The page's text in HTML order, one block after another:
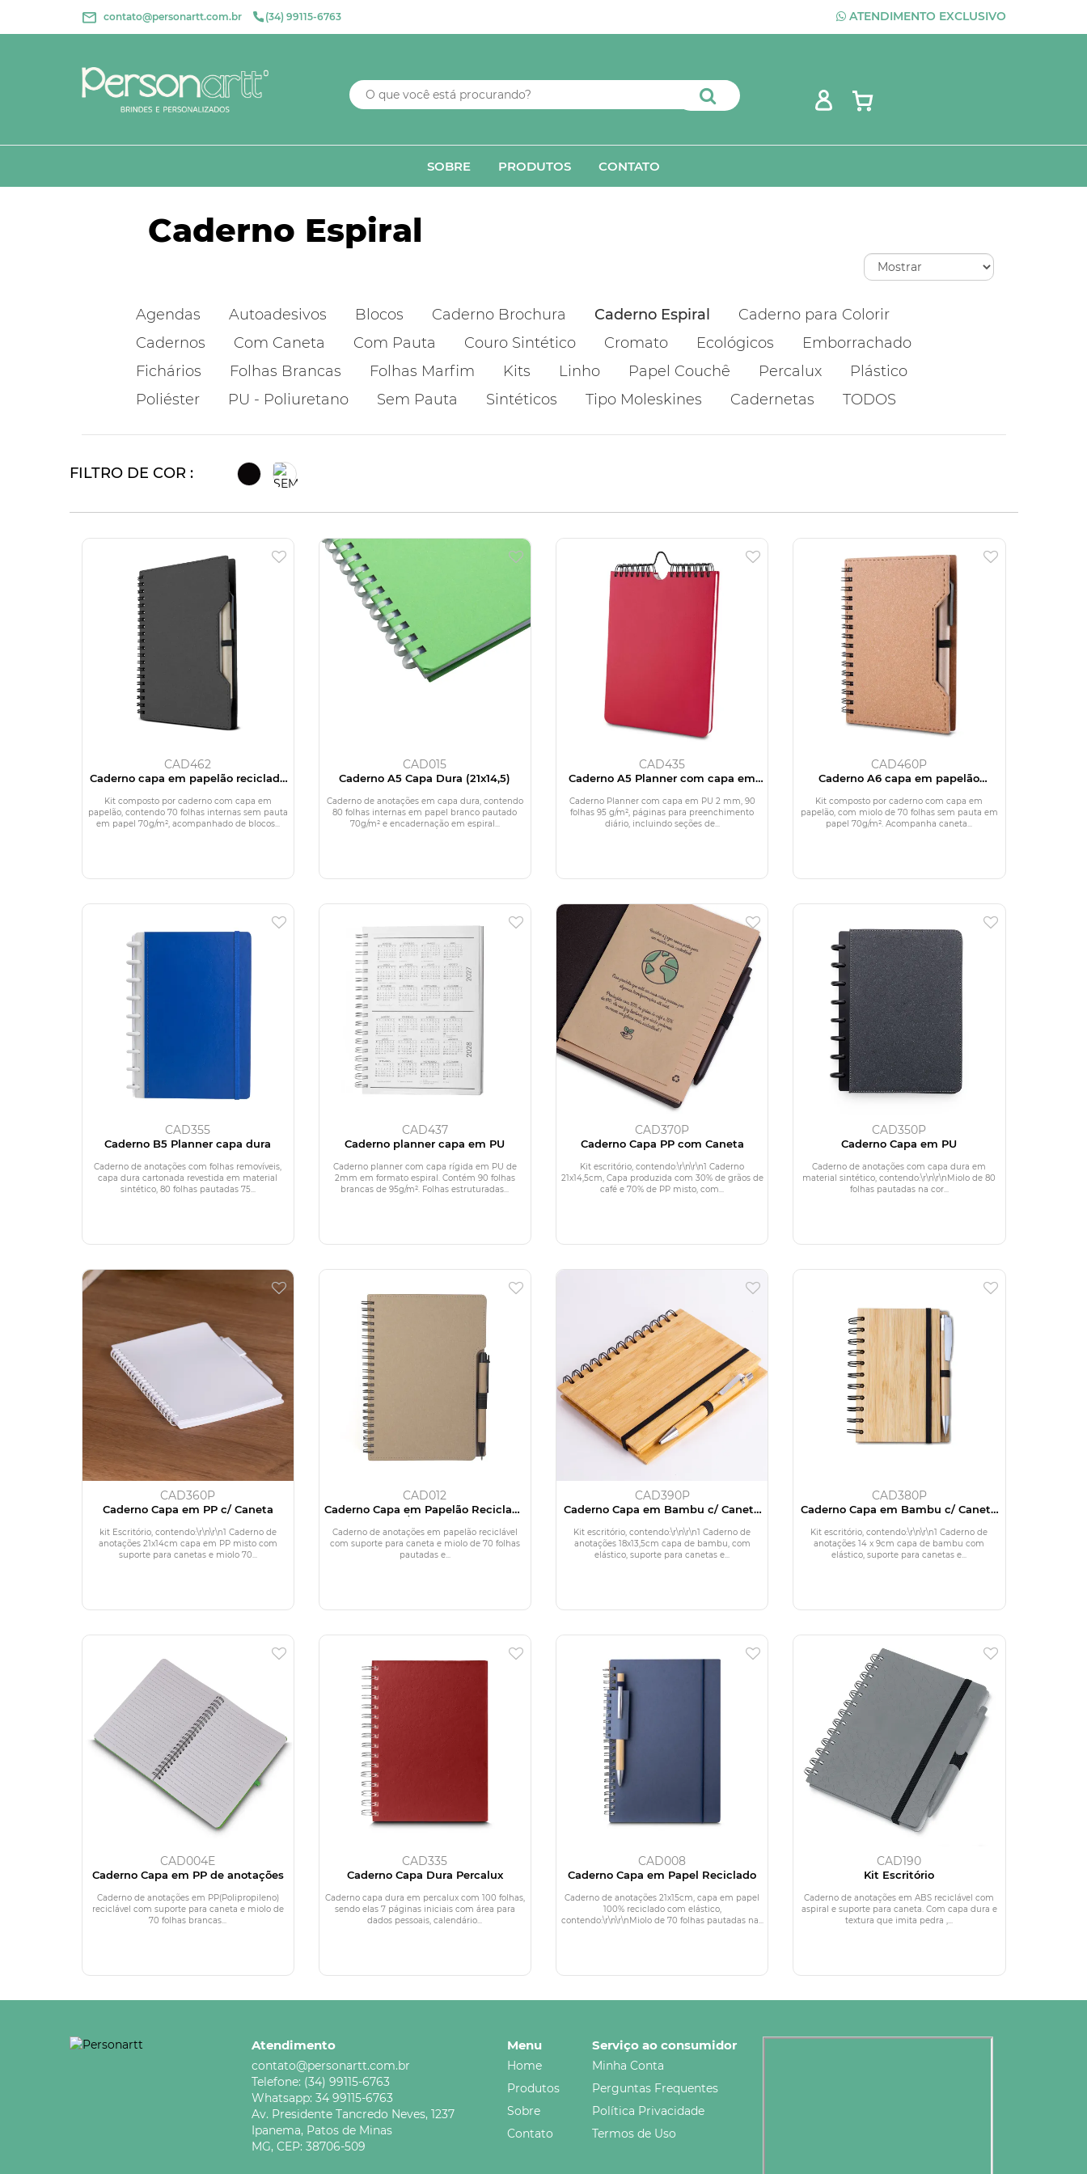
contato@personartt.com.br (34) 99115-6763 ATENDIMENTO EXCLUSIVO
SOBRE PRODUTOS CONTATO
Caderno Espiral
Agendas Autoadesivos Blocos Caderno Brochura Caderno Espiral
Caderno para Colorir
Cadernos
Com Caneta Com Pauta Couro Sintético Cromato Ecológicos
Emborrachado
Fichários
Folhas Brancas Folhas Marfim Kits Linho Papel Couchê Percalux
Plástico
Poliéster
PU - Poliuretano Sem Pauta Sintéticos Tipo Moleskines Cadernetas TODOS
FILTRO DE COR :
CAD462
Caderno capa em papelão reciclado
Kit composto por caderno com capa em
papelão, contendo 70 folhas internas sem pauta
em papel 70g/m², acompanhado de blocos...
CAD015
Caderno A5 Capa Dura (21x14,5)
Caderno de anotações em capa dura, contendo
80 folhas internas em papel branco pautado
70g/m² e encadernação em espiral...
CAD435
Caderno A5 Planner com capa em
Caderno Planner com capa em PU 2 mm, 90
folhas 95 g/m², páginas para preenchimento
diário, incluindo seções de...
CAD460P
Caderno A6 capa em papelão
Kit composto por caderno com capa em
papelão, com miolo de 70 folhas sem pauta em
papel 70g/m². Acompanha caneta...
CAD355
Caderno B5 Planner capa dura
Caderno de anotações com folhas removíveis,
capa dura cartonada revestida em material
sintético, 80 folhas pautadas 75...
CAD437
Caderno planner capa em PU
Caderno planner com capa rígida em PU de
2mm em formato espiral. Contém 90 folhas
brancas de 95g/m². Folhas estruturadas...
CAD370P
Caderno Capa PP com Caneta
Kit escritório, contendo:\r\n\r\n1 Caderno
21x14,5cm, Capa produzida com 30% de grãos de
café e 70% de PP misto, com...
CAD350P
Caderno Capa em PU
Caderno de anotações com capa dura em
material sintético, contendo:\r\n\r\nMiolo de 80
folhas pautadas na cor...
CAD360P
Caderno Capa em PP c/ Caneta
kit Escritório, contendo:\r\n\r\n1 Caderno de
anotações 21x14cm capa em PP misto com
suporte para canetas e miolo 70...
CAD012
Caderno Capa em Papelão Reciclado
c/ Caneta
Caderno de anotações em papelão reciclável
com suporte para caneta e miolo de 70 folhas
pautadas e...
CAD390P
Caderno Capa em Bambu c/ Caneta
Kit escritório, contendo:\r\n\r\n1 Caderno de
anotações 18x13,5cm capa de bambu, com
elástico, suporte para canetas e...
CAD380P
Caderno Capa em Bambu c/ Caneta
Kit escritório, contendo:\r\n\r\n1 Caderno de
anotações 14 x 9cm capa de bambu com
elástico, suporte para canetas e...
CAD004E
Caderno Capa em PP de anotações
Caderno de anotações em PP(Polipropileno)
reciclável com suporte para caneta e miolo de
70 folhas brancas...
CAD335
Caderno Capa Dura Percalux
Caderno capa dura em percalux com 100 folhas,
sendo elas 7 páginas iniciais com área para
dados pessoais, calendário...
CAD008
Caderno Capa em Papel Reciclado
Caderno de anotações 21x15cm, capa em papel
100% reciclado com elástico,
contendo:\r\n\r\nMiolo de 70 folhas pautadas na...
CAD190
Kit Escritório
Caderno de anotações em ABS reciclável com
aspiral e suporte para caneta. Com capa dura e
textura que imita pedra ,...
Atendimento
contato@personartt.com.br
Telefone: (34) 99115-6763
Whatsapp: 34 99115-6763
Av. Presidente Tancredo Neves, 1237
Ipanema, Patos de Minas
MG, CEP: 38706-509
Menu
Home
Produtos
Sobre
Contato
Serviço ao consumidor
Minha Conta
Perguntas Frequentes
Política Privacidade
Termos de Uso